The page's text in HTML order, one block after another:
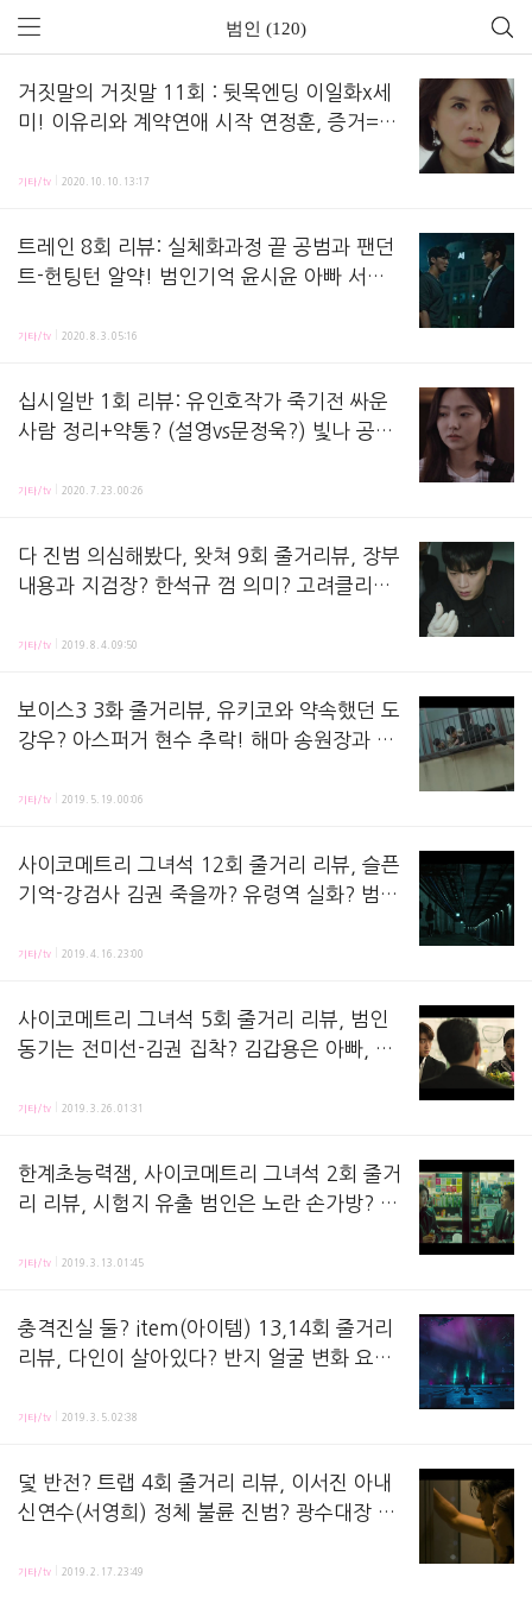
범인 (120)
거짓말의 거짓말 11회 : 뒷목엔딩 이일화x세
미! 이유리와 계약연애 시작 연정훈, 증거=윤
체! [줄거리뷰+회차정보]
거짓말의 거짓말 11화 줄거리 리뷰, 방송 시청 후 정리해놓은 노트에요! 지난 회, 우주의 병원
기타/tv 2020. 10. 10. 13:17
트레인 8회 리뷰: 실체화과정 끝 공범과 팬던
트-헌팅턴 알약! 범인기억 윤시윤 아빠 서재
트레인 8화 줄거리 리뷰,방송 시청 후 정리해놓은 노트에요! 지난 회,정범은 따로있다는 말 뒤
기타/tv 2020. 8. 3. 05:16
십시일반 1회 리뷰: 유인호작가 죽기전 싸운
사람 정리+약통? (설영vs문정욱?) 빛나 공격
십시일반 1화 줄거리 리뷰,방송 시청하며 정리해놓은 노트에요! 첫 회에서는,죽음을 앞둔 대
기타/tv 2020. 7. 23. 00:26
다 진범 의심해봤다, 왓쳐 9회 줄거리뷰, 장부
내용과 지검장? 한석규 껌 의미? 고려클리닝
과 오피스텔
왓쳐 9화 줄거리 리뷰,방송 시청 후 정리해놓은 노트에요! 지난 회, 영군(서강준 분)은 자신이
기타/tv 2019. 8. 4. 09:50
보이스3 3화 줄거리뷰, 유키코와 약속했던 도
강우? 아스퍼거 현수 추락! 해마 송원장과 보
의 도시 특본팀 시작!
기타/tv 2019. 5. 19. 00:06
사이코메트리 그녀석 12회 줄거리 리뷰, 슬픈
기억-강검사 김권 죽을까? 유령역 실화? 범인
불능증 싸패 차이점? 영성아파트와 은형사 아
사이코메트리 그녀석 12화 줄거리 리뷰,방송 시청하면서 정리해놓은 노트에요! 지난 회, 은형
기타/tv 2019. 4. 16. 23:00
사이코메트리 그녀석 5회 줄거리 리뷰, 범인
동기는 전미선-김권 집착? 김갑용은 아빠, 진
속?
사이코메트리 그녀석 5회 줄거리 리뷰,방송 시청 후 정리해놓는 노트에요 ! 지난 회, 누군가가
기타/tv 2019. 3. 26. 01:31
한계초능력잼, 사이코메트리 그녀석 2회 줄거
리 리뷰, 시험지 유출 범인은 노란 손가방? 소
범인아들? 신예은 3145 뜻? 강이숙, 노르 아
사이코메트리 그녀석 2화 줄거리 리뷰,방송시청 후 정리해놓는 공책이에요 ! 지난 회, 이안(박
기타/tv 2019. 3. 13. 01:45
충격진실 둘? item(아이템) 13,14회 줄거리
리뷰, 다인이 살아있다? 반지 얼굴 변화 요한
엄마 범인 김태구? 강곤 본명 김성규?
item아이템 13,14회 줄거리 리뷰방송 시청 하고 정리해놓는 공책이에요 지난 회, 살인 누명
기타/tv 2019. 3. 5. 02:38
덫 반전? 트랩 4회 줄거리 리뷰, 이서진 아내
신연수(서영희) 정체 불륜 진범? 광수대장 오
호계 이주빈 사냥당하나? 공기주사
트랩 4회 줄거리 리뷰,방송보면서 정리해놓는 노트에요. 지난 회, 광수대가 강우현(이서진 분)
기타/tv 2019. 2. 17. 23:49